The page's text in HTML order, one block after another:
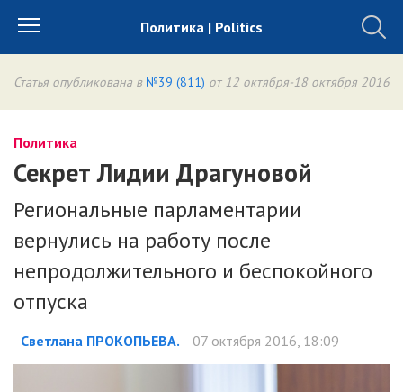
Политика | Politics
Статья опубликована в №39 (811) от 12 октября-18 октября 2016
Политика
Секрет Лидии Драгуновой
Региональные парламентарии
вернулись на работу после
непродолжительного и беспокойного
отпуска
Светлана ПРОКОПЬЕВА. 07 октября 2016, 18:09